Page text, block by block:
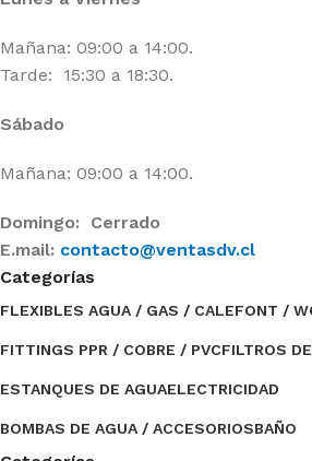
Mañana: 09:00 a 14:00.
Tarde: 15:30 a 18:30.
Sábado
Mañana: 09:00 a 14:00.
Domingo: Cerrado
E.mail: contacto@ventasdv.cl
Categorías
FLEXIBLES AGUA / GAS / CALEFONT /
FITTINGS PPR / COBRE / PVCFILTROS
ESTANQUES DE AGUAELECTRICIDAD
BOMBAS DE AGUA / ACCESORIOSBAÑO